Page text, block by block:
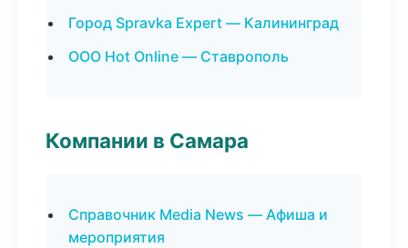
Город Spravka Expert — Калининград
ООО Hot Online — Ставрополь
Компании в Самара
Справочник Media News — Афиша и
мероприятия